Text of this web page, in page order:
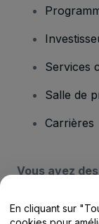
Services
Salle de
Carrières
Vous avez
Centre
En cliquant sur